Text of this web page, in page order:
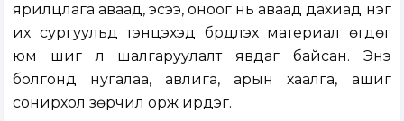
ярилцлага аваад, эсээ, оноог нь аваад дахиад нэг
их сургуульд тэнцэхэд бүрдүүлэх материал өгдөг
юм шиг л шалгаруулалт явдаг байсан. Энэ
болгонд нугалаа, авлига, арын хаалга, ашиг
сонирхол зөрчил орж ирдэг.